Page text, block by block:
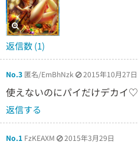
返信数 (1)
No.3 匿名/EmBhNzk 2015年10月27日
使えないのにパイだけデカイ♡
返信する
No.1 FzKEAXM 2015年3月29日